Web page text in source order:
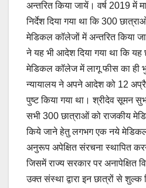
अन्तरित किया जायें। वर्ष 2019 में
निर्देश दिया गया था कि 300
मेडिकल कॉलेजों में अन्तरित किया
ने यह भी आदेश दिया गया था कि
मेडिकल कॉलेज में लागू फीस का ही
न्यायालय ने अपने आदेश को 12
पुष्ट किया गया था। श्रीदेव सूमन
सभी 300 छात्राओं को राजकीय
किये जाने हेतु लगभग एक नये
अनुरूप अपेक्षित संरचना स्थापित
जिसमें राज्य सरकार पर अनापेक्षित
उक्त संस्था द्वारा इन छात्रों से